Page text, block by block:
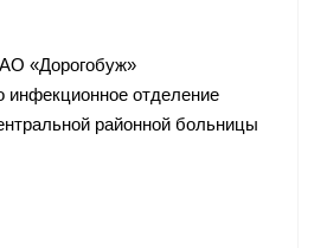
«Дорогобуж»
инфекционное отделение
районной больницы